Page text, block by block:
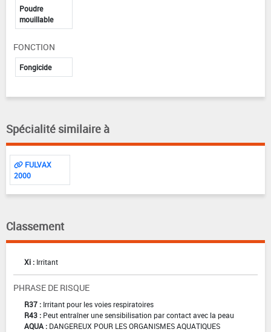
Poudre
mouillable
FONCTION
Fongicide
Spécialité similaire à
FULVAX
2000
Classement
Xi : Irritant
PHRASE DE RISQUE
R37 : Irritant pour les voies respiratoires
R43 : Peut entraîner une sensibilisation par contact avec la peau
AQUA : DANGEREUX POUR LES ORGANISMES AQUATIQUES